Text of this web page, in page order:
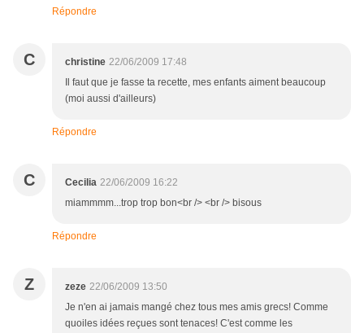
Répondre
C christine 22/06/2009 17:48
Il faut que je fasse ta recette, mes enfants aiment beaucoup
(moi aussi d'ailleurs)
Répondre
C Cecilia 22/06/2009 16:22
miammmm...trop trop bon<br /> <br /> bisous
Répondre
Z zeze 22/06/2009 13:50
Je n'en ai jamais mangé chez tous mes amis grecs! Comme
quoiles idées reçues sont tenaces! C'est comme les